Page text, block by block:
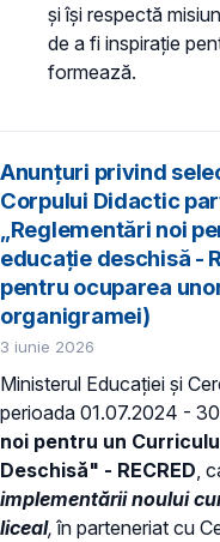
și își respectă
de a fi inspirație
formează.
Anunțuri privind
Corpului Didactic
„Reglementări noi
educație deschisă -
pentru ocuparea
organigramei)
3 iunie 2026
Ministerul Educației și
perioada 01.07.2024 -
noi pentru un
Deschisă" - RECRED ,
implementării noului
liceal,în parteneriat cu